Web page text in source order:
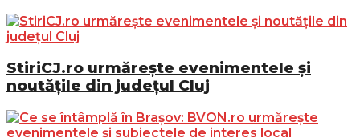
StiriCJ.ro urmărește evenimentele și
noutățile din județul Cluj